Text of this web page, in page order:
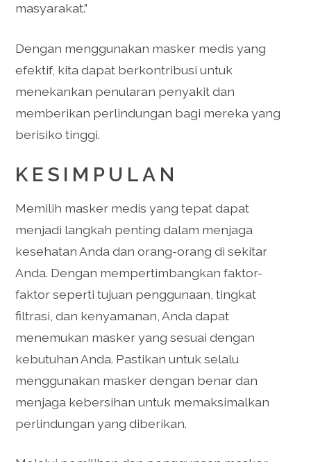
masyarakat.”
Dengan menggunakan masker medis yang
efektif, kita dapat berkontribusi untuk
menekankan penularan penyakit dan
memberikan perlindungan bagi mereka yang
berisiko tinggi.
KESIMPULAN
Memilih masker medis yang tepat dapat
menjadi langkah penting dalam menjaga
kesehatan Anda dan orang-orang di sekitar
Anda. Dengan mempertimbangkan faktor-
faktor seperti tujuan penggunaan, tingkat
filtrasi, dan kenyamanan, Anda dapat
menemukan masker yang sesuai dengan
kebutuhan Anda. Pastikan untuk selalu
menggunakan masker dengan benar dan
menjaga kebersihan untuk memaksimalkan
perlindungan yang diberikan.